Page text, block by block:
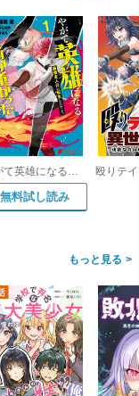
やがて英雄になる最強主人公に転生したけど、僕には荷が重かったようです
無料試し読み
>